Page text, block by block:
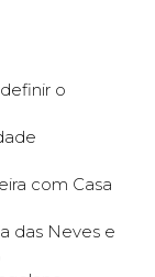
o
com Casa
das Neves e